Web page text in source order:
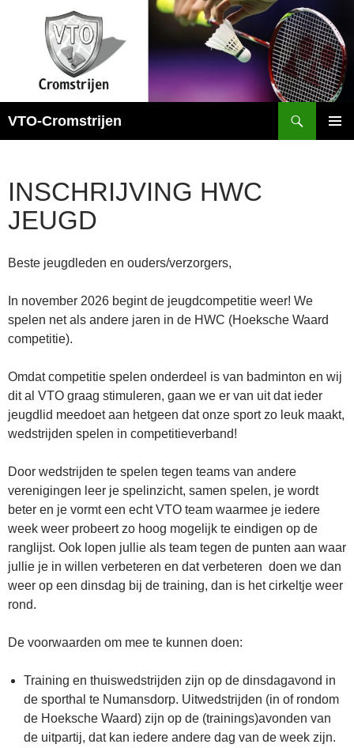
VTO-Cromstrijen
INSCHRIJVING HWC
JEUGD
Beste jeugdleden en ouders/verzorgers,
In november 2026 begint de jeugdcompetitie weer! We
spelen net als andere jaren in de HWC (Hoeksche Waard
competitie).
Omdat competitie spelen onderdeel is van badminton en wij
dit al VTO graag stimuleren, gaan we er van uit dat ieder
jeugdlid meedoet aan hetgeen dat onze sport zo leuk maakt,
wedstrijden spelen in competitieverband!
Door wedstrijden te spelen tegen teams van andere
verenigingen leer je spelinzicht, samen spelen, je wordt
beter en je vormt een echt VTO team waarmee je iedere
week weer probeert zo hoog mogelijk te eindigen op de
ranglijst. Ook lopen jullie als team tegen de punten aan waar
jullie je in willen verbeteren en dat verbeteren doen we dan
weer op een dinsdag bij de training, dan is het cirkeltje weer
rond.
De voorwaarden om mee te kunnen doen:
Training en thuiswedstrijden zijn op de dinsdagavond in
de sporthal te Numansdorp. Uitwedstrijden (in of rondom
de Hoeksche Waard) zijn op de (trainings)avonden van
de uitpartij, dat kan iedere andere dag van de week zijn.